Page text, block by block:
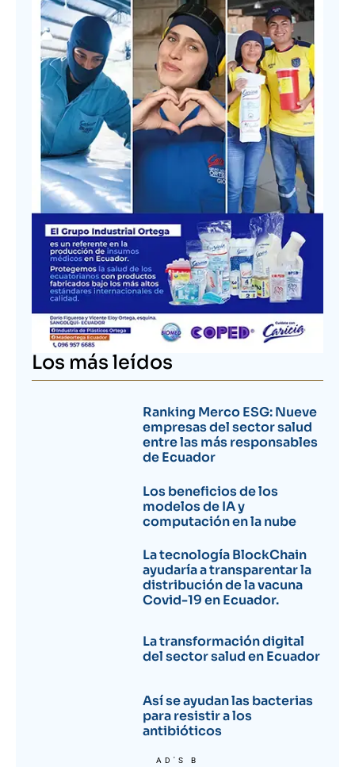
Los más leídos
Ranking Merco ESG: Nueve
empresas del sector salud
entre las más responsables
de Ecuador
Los beneficios de los
modelos de IA y
computación en la nube
La tecnología BlockChain
ayudaría a transparentar la
distribución de la vacuna
Covid-19 en Ecuador.
La transformación digital
del sector salud en Ecuador
Así se ayudan las bacterias
para resistir a los
antibióticos
AD'S B